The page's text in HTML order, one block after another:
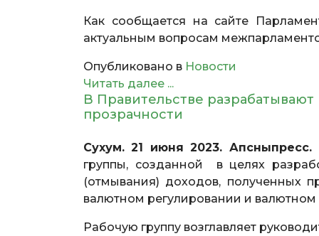
Как сообщается на сайте
актуальным вопросам
Опубликовано в Новости
Читать далее ...
В Правительстве
прозрачности
Сухум. 21 июня 2023. Апсныпресс.
группы, созданной в целях
(отмывания) доходов, полученных
валютном регулировании и валютном
Рабочую группу возглавляет